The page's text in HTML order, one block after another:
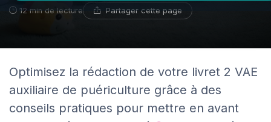
12 min de lecture Partager cette page
Optimisez la rédaction de votre livret 2 VAE
auxiliaire de puériculture grâce à des
conseils pratiques pour mettre en avant